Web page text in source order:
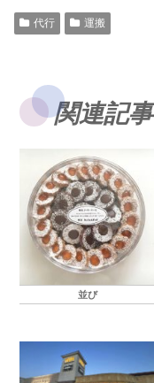
代行 運搬
関連記事
並び